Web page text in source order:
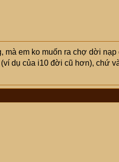
mà em ko muốn ra chợ dời
dụ của i10 đời cũ hơn), chứ